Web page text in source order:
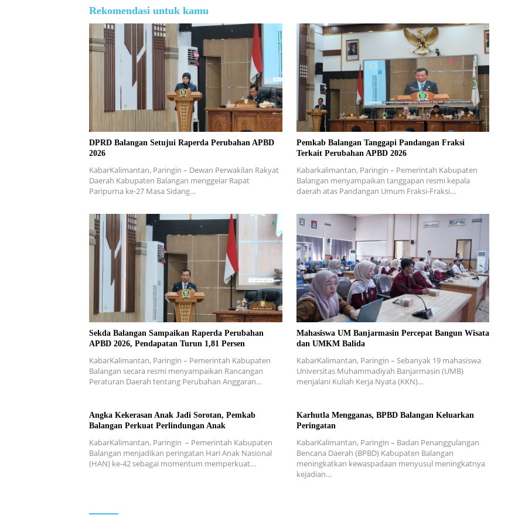
Rekomendasi untuk kamu
DPRD Balangan Setujui Raperda Perubahan APBD
2026
KabarKalimantan, Paringin – Dewan Perwakilan Rakyat
Daerah Kabupaten Balangan menggelar Rapat
Paripurna ke-27 Masa Sidang…
Pemkab Balangan Tanggapi Pandangan Fraksi
Terkait Perubahan APBD 2026
Kabarkalimantan, Paringin – Pemerintah Kabupaten
Balangan menyampaikan tanggapan resmi kepala
daerah atas Pandangan Umum Fraksi-Fraksi…
Sekda Balangan Sampaikan Raperda Perubahan
APBD 2026, Pendapatan Turun 1,81 Persen
KabarKalimantan, Paringin – Pemerintah Kabupaten
Balangan secara resmi menyampaikan Rancangan
Peraturan Daerah tentang Perubahan Anggaran…
Mahasiswa UM Banjarmasin Percepat Bangun Wisata
dan UMKM Balida
KabarKalimantan, Paringin – Sebanyak 19 mahasiswa
Universitas Muhammadiyah Banjarmasin (UMB)
menjalani Kuliah Kerja Nyata (KKN)…
Angka Kekerasan Anak Jadi Sorotan, Pemkab
Balangan Perkuat Perlindungan Anak
KabarKalimantan, Paringin – Pemerintah Kabupaten
Balangan menjadikan peringatan Hari Anak Nasional
(HAN) ke-42 sebagai momentum memperkuat…
Karhutla Mengganas, BPBD Balangan Keluarkan
Peringatan
KabarKalimantan, Paringin – Badan Penanggulangan
Bencana Daerah (BPBD) Kabupaten Balangan
meningkatkan kewaspadaan menyusul meningkatnya
kejadian…